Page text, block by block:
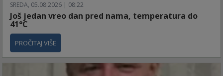
SREDA, 05.08.2026 | 08:22
Još jedan vreo dan pred nama, temperatura do
41°C
PROČITAJ VIŠE